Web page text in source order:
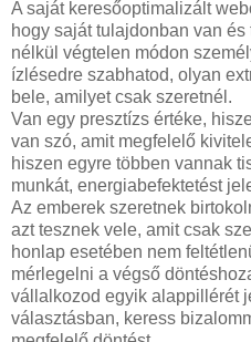
A saját keresőoptimalizált
hogy saját tulajdonban van
nélkül végtelen módon
ízlésedre szabhatod, olyan
bele, amilyet csak szeretnél.
Van egy presztízs értéke,
van szó, amit megfelelő
hiszen egyre többen vannak
munkát, energiabefektetést
Az emberek szeretnek
azt tesznek vele, amit csak
honlap esetében nem
mérlegelni a végső
vállalkozod egyik alappillérét
választásban, keress